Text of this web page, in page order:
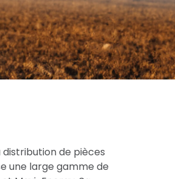
distribution de pièces
une large gamme de